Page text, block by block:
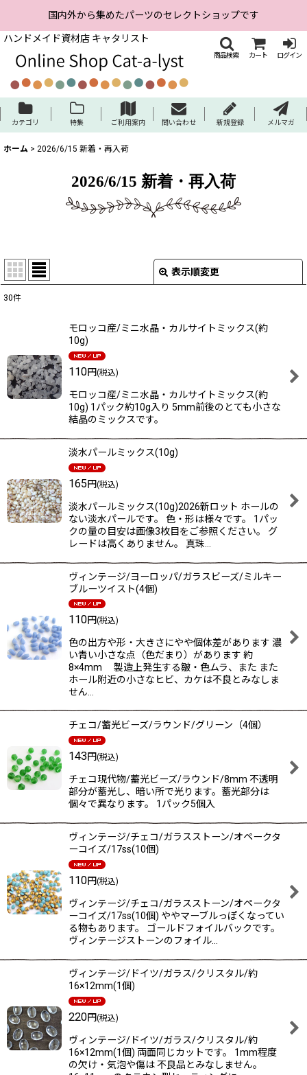
国内外から集めたパーツのセレクトショップです
ハンドメイド資材店 キャタリスト
商品検索 カート ログイン
カテゴリ 特集 ご利用案内 問い合わせ 新規登録 メルマガ
ホーム > 2026/6/15 新着・再入荷
2026/6/15 新着・再入荷
表示順変更
並び順:
絞り込む
30件
モロッコ産/ミニ水晶・カルサイトミックス(約
10g)
110円(税込)
モロッコ産/ミニ水晶・カルサイトミックス(約
10g) 1パック約10g入り 5mm前後のとても小さな
結晶のミックスです。
淡水パールミックス(10g)
165円(税込)
淡水パールミックス(10g)2026新ロット ホールの
ない淡水パールです。 色・形は様々です。 1パッ
クの量の目安は画像3枚目をご参照ください。 グ
レードは高くありません。 真珠…
ヴィンテージ/ヨーロッパ/ガラスビーズ/ミルキー
ブルーツイスト(4個)
110円(税込)
色の出方や形・大きさにやや個体差があります 濃
い青い小さな点（色だまり）があります 約
8×4mm 製造上発生する皺・色ムラ、また また
ホール附近の小さなヒビ、カケは不良とみなしま
せん…
チェコ/蓄光ビーズ/ラウンド/グリーン（4個）
143円(税込)
チェコ現代物/蓄光ビーズ/ラウンド/8mm 不透明
部分が蓄光し、暗い所で光ります。蓄光部分は
個々で異なります。 1パック5個入
ヴィンテージ/チェコ/ガラスストーン/オペークタ
ーコイズ/17ss(10個)
110円(税込)
ヴィンテージ/チェコ/ガラスストーン/オペークタ
ーコイズ/17ss(10個) ややマーブルっぽくなってい
る物もあります。 ゴールドフォイルバックです。
ヴィンテージストーンのフォイル…
ヴィンテージ/ドイツ/ガラス/クリスタル/約
16×12mm(1個)
220円(税込)
ヴィンテージ/ドイツ/ガラス/クリスタル/約
16×12mm(1個) 両面同じカットです。 1mm程度
の欠け・気泡や傷は 不良品とみなしません。